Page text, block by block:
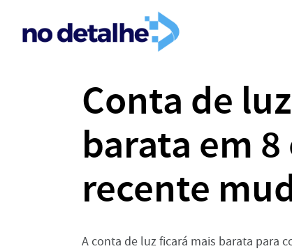
Conta de
barata em
recente
A conta de luz ficará mais barata para